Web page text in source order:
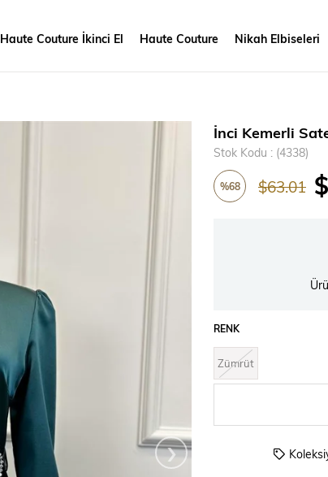
Haute Couture İkinci El Haute Couture Nikah Elbiseleri
›
İnci Kemerli
Stok Kodu (4338)
%68 $63.01
RENK
Zümrüt